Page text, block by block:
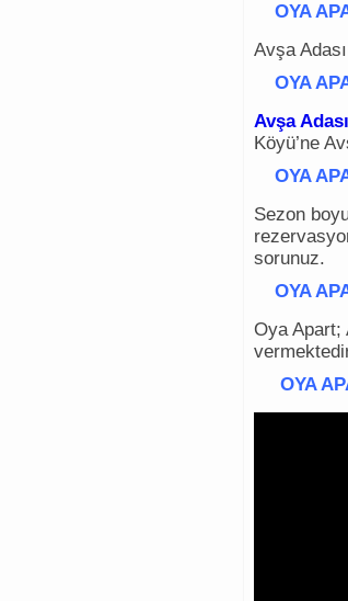
OYA
Avşa
OYA
Avşa
Köyü’ne
OYA
Sezon
sorunuz.
OYA
Oya Apart;
OYA